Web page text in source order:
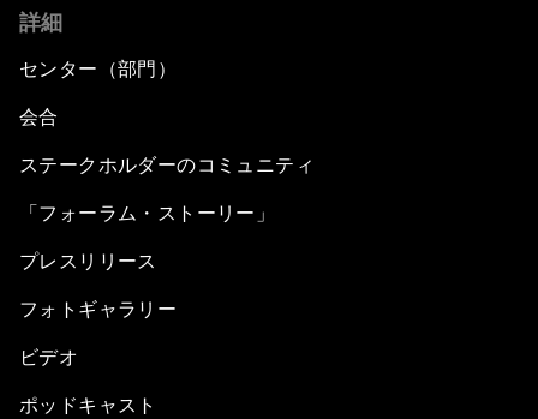
詳細
センター（部門）
会合
ステークホルダーのコミュニティ
「フォーラム・ストーリー」
プレスリリース
フォトギャラリー
ビデオ
ポッドキャスト